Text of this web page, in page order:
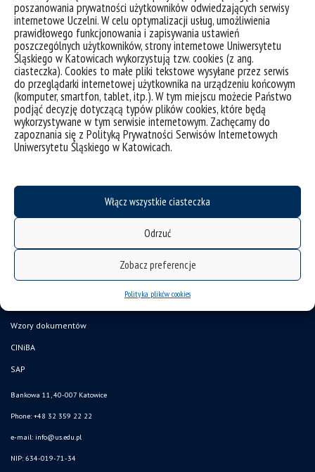
poszanowania prywatności użytkowników odwiedzających serwisy
internetowe Uczelni. W celu optymalizacji usług, umożliwienia
prawidłowego funkcjonowania i zapisywania ustawień
poszczególnych użytkowników, strony internetowe Uniwersytetu
Śląskiego w Katowicach wykorzystują tzw. cookies (z ang.
ciasteczka). Cookies to małe pliki tekstowe wysyłane przez serwis
do przeglądarki internetowej użytkownika na urządzeniu końcowym
(komputer, smartfon, tablet, itp.). W tym miejscu możecie Państwo
podjąć decyzję dotyczącą typów plików cookies, które będą
wykorzystywane w tym serwisie internetowym. Zachęcamy do
zapoznania się z Polityką Prywatności Serwisów Internetowych
Uniwersytetu Śląskiego w Katowicach.
Włącz wszystkie ciasteczka
Odrzuć
Zobacz preferencje
Polityka plików cookies
Spotkanie odbędzie się w języku angielskim.
Zachęcamy serdecznie do udziału i zadawania pytań:-)
mapa strony
Wzory dokumentów
CINiBA
SAP
Bankowa 11, 40-007 Katowice
Phone: +48 32 359 22 22
e-mail: info@us.edu.pl
NIP: 634-019-71-34